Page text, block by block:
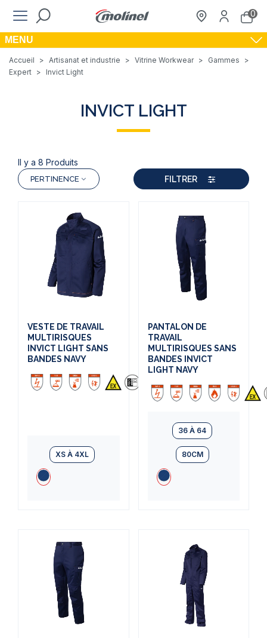
0
MENU
Accueil > Artisanat et industrie > Vitrine Workwear > Gammes
>
Expert > Invict Light
INVICT LIGHT
Il y a 8 Produits
PERTINENCE FILTRER
VESTE DE TRAVAIL
MULTIRISQUES
INVICT LIGHT SANS
BANDES NAVY
XS À 4XL
PANTALON DE
TRAVAIL
MULTIRISQUES SANS
BANDES INVICT
LIGHT NAVY
36 À 64
80CM